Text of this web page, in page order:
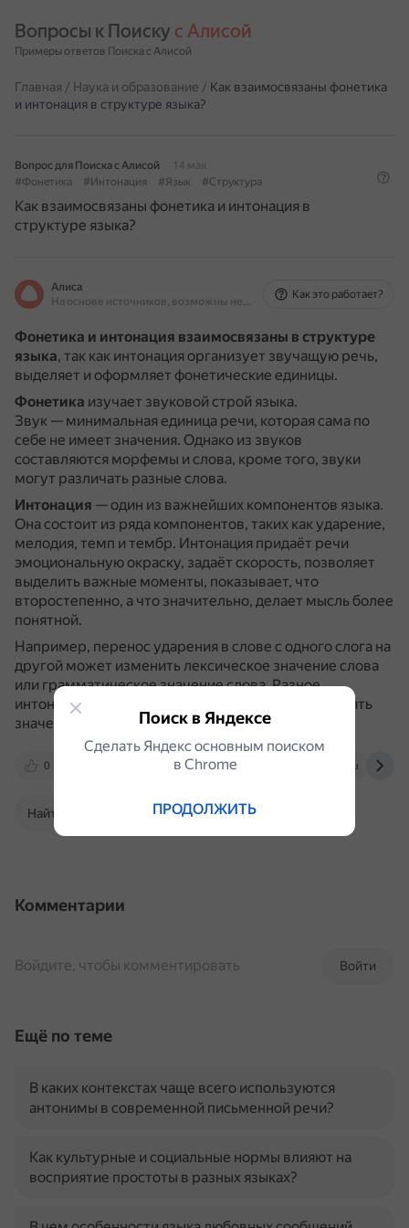
Вопросы к Поиску с Алисой
Примеры ответов Поиска с Алисой
Главная / Наука и образование / Как взаимосвязаны фонетика
и интонация в структуре языка?
Вопрос для Поиска с Алисой
14 мая
#Фонетика
#Интонация #Язык #Структура
Как взаимосвязаны фонетика и интонация в
структуре языка?
Алиса
На основе источников, возможны неточности
Как это работает?
Фонетика и интонация взаимосвязаны в структуре
языка, так как интонация организует звучащую речь,
выделяет и оформляет фонетические единицы.
Фонетика изучает звуковой строй языка.
Звук — минимальная единица речи, которая сама по
себе не имеет значения. Однако из звуков
составляются морфемы и слова, кроме того, звуки
могут различать разные слова.
Интонация — один из важнейших компонентов языка.
Она состоит из ряда компонентов, таких как ударение,
мелодия, темп и тембр. Интонация придаёт речи
эмоциональную окраску, задаёт скорость, позволяет
выделить важные моменты, показывает, что
второстепенно, а что значительно, делает мысль более
понятной.
Например, перенос ударения в слове с одного слога на
другой может изменить лексическое значение слова
или грамматическое значение слова.Разное
интонационное оформление также может поменять
значение всей фразы.
0 rus.1sept.ru kpfu.ru
Найти в Поиске
Комментарии
Войти
Войдите, чтобы комментировать
Ещё по теме
В каких контекстах чаще всего используются
антонимы в современной письменной речи?
Как культурные и социальные нормы влияют на
восприятие простоты в разных языках?
Поиск в Яндексе
Сделать Яндекс основным поиском
в Сhrome
ПРОДОЛЖИТЬ